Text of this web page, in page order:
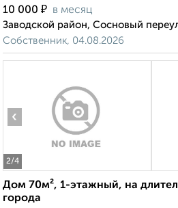
10 000 ₽ в месяц
Заводской район, Сосновый
Собственник, 04.08.2026
2/4
‹
Дом 70м², 1-этажный, на
города